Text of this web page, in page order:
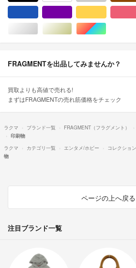
シルバー/銀色系ゴールド/金色系マルチカラ
FRAGMENTを出品してみませんか？
買取よりも高値で売れる!
まずはFRAGMENTの売れ筋価格をチェック
ラクマ ブランド一覧 FRAGMENT（フラグメント）
印刷物
ラクマ
カテゴリ一覧 エンタメ/ホビー コレクション
物
ページの上へ戻る
注目ブランド一覧